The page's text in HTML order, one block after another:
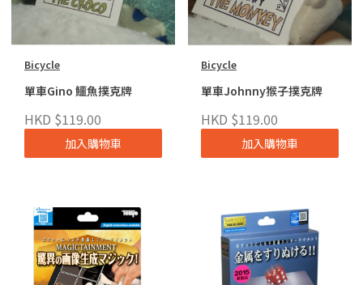
Bicycle
單車Gino 鱷魚撲克牌
HKD $119.00
加入購物車
Bicycle
單車Johnny猴子撲克牌
HKD $119.00
加入購物車